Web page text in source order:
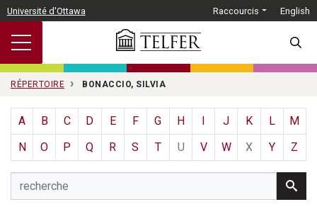
Passer au contenu principal
Université d'Ottawa Raccourcis English
RÉPERTOIRE BONACCIO, SILVIA
A B C D E F G H J K L
M
N
O P Q R S T U V W X Y Z